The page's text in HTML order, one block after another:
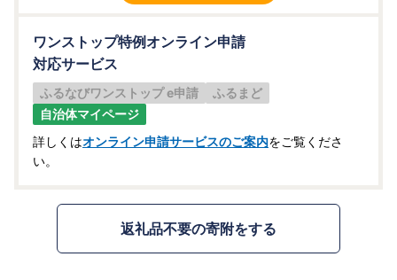
ワンストップ特例オンライン申請
対応サービス
ふるなびワンストップ e申請
ふるまど
自治体マイページ
詳しくはオンライン申請サービスのご案内をご覧くださ
い。
返礼品不要の寄附をする